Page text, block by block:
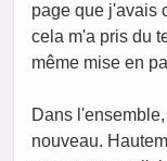
page que j'avais
cela m'a pris du
même mise en
Dans
nouveau.